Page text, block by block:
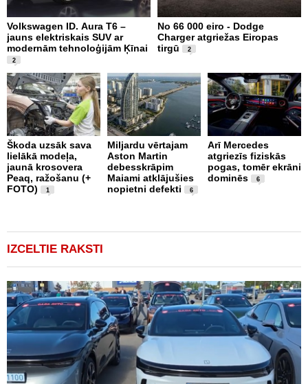
Volkswagen ID. Aura T6 –
jauns elektriskais SUV ar
modernām tehnoloģijām Ķīnai
2
No 66 000 eiro - Dodge
Charger atgriežas Eiropas
tirgū
2
Škoda uzsāk sava
lielākā modeļa,
jaunā krosovera
Peaq, ražošanu (+
FOTO)
1
Miljardu vērtajam
Aston Martin
debesskrāpim
Maiami atklājušies
nopietni defekti
6
Arī Mercedes
atgriezīs fiziskās
pogas, tomēr ekrāni
dominēs
6
IZCELTIE RAKSTI